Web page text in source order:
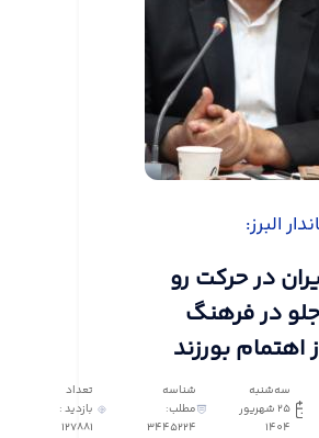
البرز:
در حرکت رو
در فرهنگ
اهتمام بورزند
سه‌شنبه
25 شهریور
1404
شناسه
مطلب:
3445224
تعداد
بازدید :
127881